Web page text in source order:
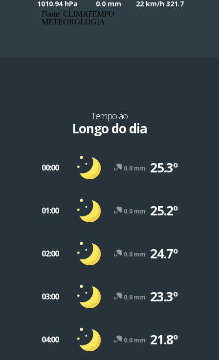
1010.94 hPa
0.0 mm
22 km/h 321.7
Fonte: CLIMATEMPO
METEOROLOGIA
Tempo ao
Longo do dia
00:00 0.0 mm 25.3º
01:00 0.0 mm 25.2º
02:00 0.0 mm 24.7º
03:00 0.0 mm 23.3º
04:00 0.0 mm 21.8º